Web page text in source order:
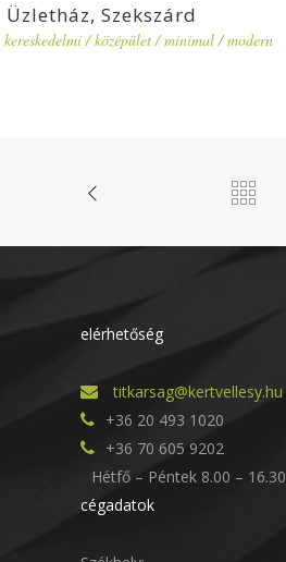
Üzletház, Szekszárd
kereskedelmi/középület/minimal/modern
elérhetőség
titkarsag@kertvellesy.hu
+36 20 493 1020
+36 70 605 9202
Hétfő – Péntek 8.00 – 16.30
cégadatok